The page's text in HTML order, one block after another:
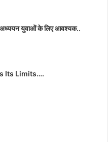
युवाओं के लिए आवश्यक..
Its Limits….